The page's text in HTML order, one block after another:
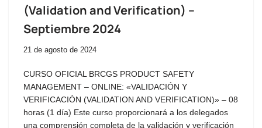
(Validation and Verification) –
Septiembre 2024
21 de agosto de 2024
CURSO OFICIAL BRCGS PRODUCT SAFETY
MANAGEMENT – ONLINE: «VALIDACIÓN Y
VERIFICACIÓN (VALIDATION AND VERIFICATION)» – 08
horas (1 día) Este curso proporcionará a los delegados
una comprensión completa de la validación y verificación